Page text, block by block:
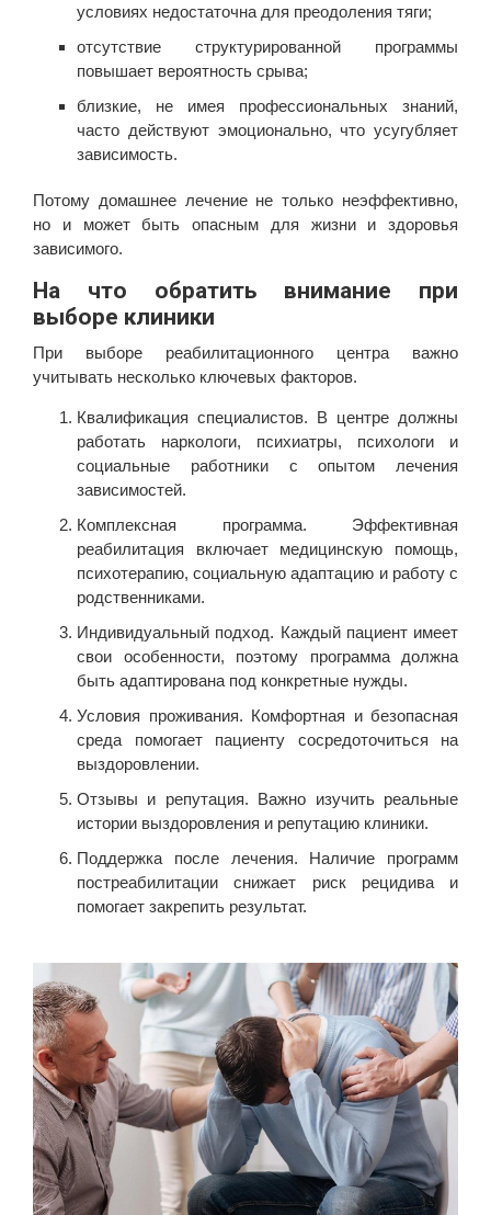
условиях недостаточна для преодоления тяги;
отсутствие структурированной программы
повышает вероятность срыва;
близкие, не имея профессиональных знаний,
часто действуют эмоционально, что усугубляет
зависимость.
Потому домашнее лечение не только неэффективно,
но и может быть опасным для жизни и здоровья
зависимого.
На что обратить внимание при
выборе клиники
При выборе реабилитационного центра важно
учитывать несколько ключевых факторов.
Квалификация специалистов. В центре должны
работать наркологи, психиатры, психологи и
социальные работники с опытом лечения
зависимостей.
Комплексная программа. Эффективная
реабилитация включает медицинскую помощь,
психотерапию, социальную адаптацию и работу с
родственниками.
Индивидуальный подход. Каждый пациент имеет
свои особенности, поэтому программа должна
быть адаптирована под конкретные нужды.
Условия проживания. Комфортная и безопасная
среда помогает пациенту сосредоточиться на
выздоровлении.
Отзывы и репутация. Важно изучить реальные
истории выздоровления и репутацию клиники.
Поддержка после лечения. Наличие программ
постреабилитации снижает риск рецидива и
помогает закрепить результат.